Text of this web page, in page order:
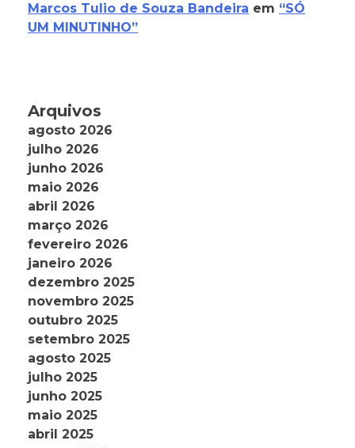
Marcos Tulio de Souza Bandeira em “SÓ
UM MINUTINHO”
Arquivos
agosto 2026
julho 2026
junho 2026
maio 2026
abril 2026
março 2026
fevereiro 2026
janeiro 2026
dezembro 2025
novembro 2025
outubro 2025
setembro 2025
agosto 2025
julho 2025
junho 2025
maio 2025
abril 2025